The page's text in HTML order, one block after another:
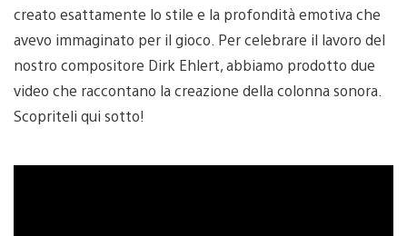
creato esattamente lo stile e la profondità emotiva che
avevo immaginato per il gioco. Per celebrare il lavoro del
nostro compositore Dirk Ehlert, abbiamo prodotto due
video che raccontano la creazione della colonna sonora.
Scopriteli qui sotto!